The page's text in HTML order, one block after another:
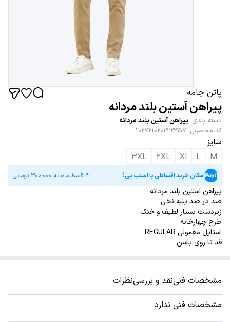
پاتن جامه
پیراهن آستین بلند مردانه
دسته بندی: پیراهن آستین بلند مردانه
کد محصول:
102721020142357
سایز
M
L
Xl
2XL
3XL
امکان خرید اقساطی با اسنپ پی! 4 قسط ماهانه 300,000 تومانی
پیراهن آستین بلند مردانه
صد در صد پنبه نخی
زیردست بسیار لطیف و خنک
طرح چهارخانه
استایل معمولی REGULAR
قد تا روی باسن
مشخصات فنینقد و بررسینظرات
مشخصات فنی ندارد